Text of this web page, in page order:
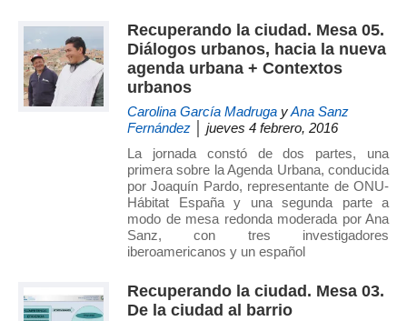
Recuperando la ciudad. Mesa 05.
Diálogos urbanos, hacia la nueva
agenda urbana + Contextos
urbanos
Carolina García Madruga yAna Sanz
Fernández │ jueves 4 febrero, 2016
La jornada constó de dos partes, una
primera sobre la Agenda Urbana, conducida
por Joaquín Pardo, representante de ONU-
Hábitat España y una segunda parte a
modo de mesa redonda moderada por Ana
Sanz, con tres investigadores
iberoamericanos y un español
Recuperando la ciudad. Mesa 03.
De la ciudad al barrio